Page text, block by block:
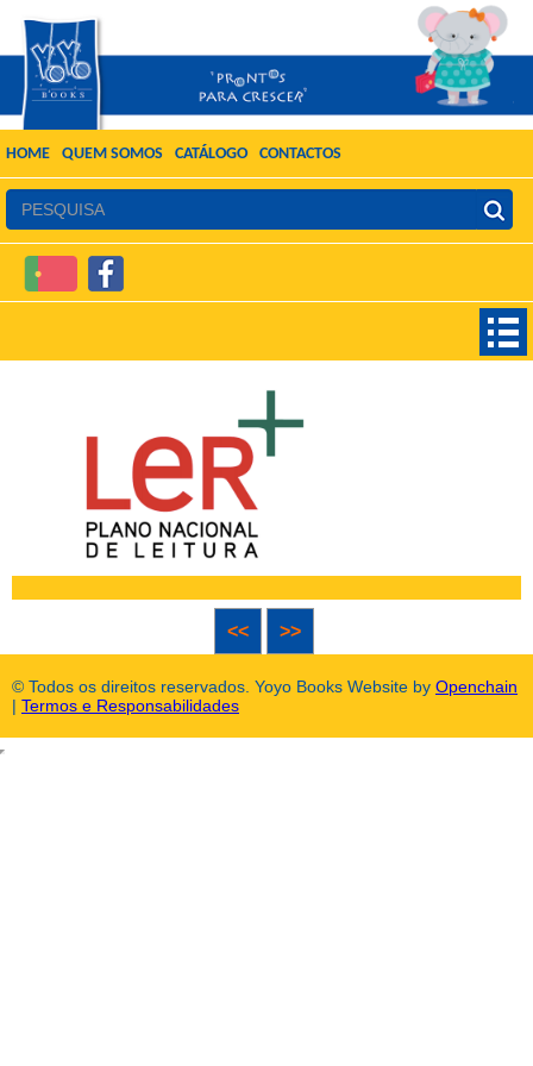
HOME QUEM SOMOS CATÁLOGO CONTACTOS
<< >>
© Todos os direitos reservados. Yoyo Books Website by Openchain
| Termos e Responsabilidades